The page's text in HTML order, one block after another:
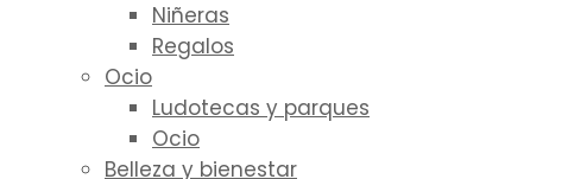
Niñeras
Regalos
Ocio
Ludotecas y parques
Ocio
Belleza y bienestar